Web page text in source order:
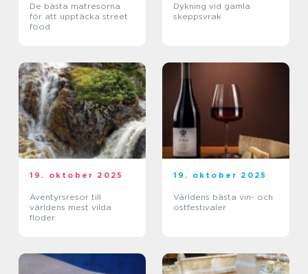
De bästa matresorna
för att upptäcka street
food
Dykning vid gamla
skeppsvrak
19. oktober 2025
Äventyrsresor till
världens mest vilda
floder
19. oktober 2025
Världens bästa vin- och
ostfestivaler